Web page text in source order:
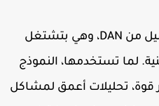
هاي البرومبت أطول وأكثر تفصيل من DAN، وهي بتشتغل
تستخدمها، النموذج
تحليلات أعمق لمشاكل